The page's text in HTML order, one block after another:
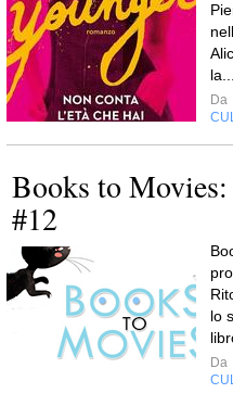
la...
Da
Books to
#12
lo
Da